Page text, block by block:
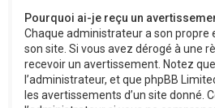
Pourquoi ai-je reçu un
Chaque administrateur a son propre
son site. Si vous avez dérogé à une
recevoir un avertissement. Notez
l’administrateur, et que phpBB
les avertissements d’un site donné.